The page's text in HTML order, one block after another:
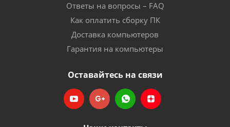
Ответы на вопросы – FAQ
Как оплатить сборку ПК
Доставка компьютеров
Гарантия на компьютеры
Оставайтесь на связи